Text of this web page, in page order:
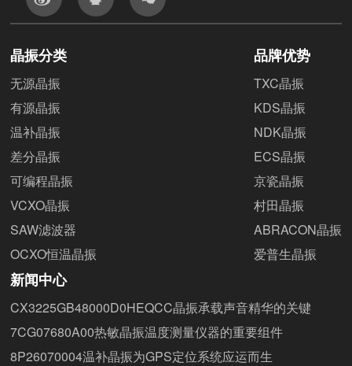
晶振分类
无源晶振
有源晶振
温补晶振
差分晶振
可编程晶振
VCXO晶振
SAW滤波器
OCXO恒温晶振
品牌优势
TXC晶振
KDS晶振
NDK晶振
ECS晶振
京瓷晶振
村田晶振
ABRACON晶振
爱普生晶振
新闻中心
CX3225GB48000D0HEQCC晶振承载声音精华的关键
7CG07680A00热敏晶振温度测量仪器的重要组件
8P26070004温补晶振为GPS定位系统应运而生